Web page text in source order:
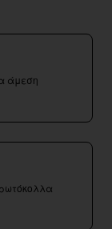
άμεση